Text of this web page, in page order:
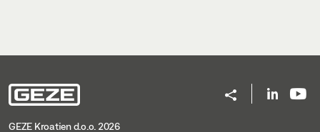
GEZE Kroatien d.o.o. 2026